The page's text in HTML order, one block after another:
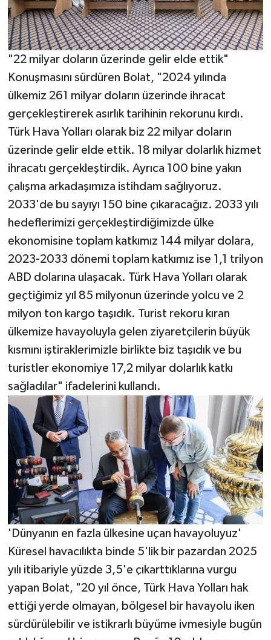
"22 milyar doların üzerinde gelir elde ettik"
Konuşmasını sürdüren Bolat, "2024 yılında
ülkemiz 261 milyar doların üzerinde ihracat
gerçekleştirerek asırlık tarihinin rekorunu kırdı.
Türk Hava Yolları olarak biz 22 milyar doların
üzerinde gelir elde ettik. 18 milyar dolarlık hizmet
ihracatı gerçekleştirdik. Ayrıca 100 bine yakın
çalışma arkadaşımıza istihdam sağlıyoruz.
2033'de bu sayıyı 150 bine çıkaracağız. 2033 yılı
hedeflerimizi gerçekleştirdiğimizde ülke
ekonomisine toplam katkımız 144 milyar dolara,
2023-2033 dönemi toplam katkımız ise 1,1 trilyon
ABD dolarına ulaşacak. Türk Hava Yolları olarak
geçtiğimiz yıl 85 milyonun üzerinde yolcu ve 2
milyon ton kargo taşıdık. Turist rekoru kıran
ülkemize havayoluyla gelen ziyaretçilerin büyük
kısmını iştiraklerimizle birlikte biz taşıdık ve bu
turistler ekonomiye 17,2 milyar dolarlık katkı
sağladılar" ifadelerini kullandı.
'Dünyanın en fazla ülkesine uçan havayoluyuz'
Küresel havacılıkta binde 5'lik bir pazardan 2025
yılı itibariyle yüzde 3,5'e çıkarttıklarına vurgu
yapan Bolat, "20 yıl önce, Türk Hava Yolları hak
ettiği yerde olmayan, bölgesel bir havayolu iken
sürdürülebilir ve istikrarlı büyüme ivmesiyle bugün